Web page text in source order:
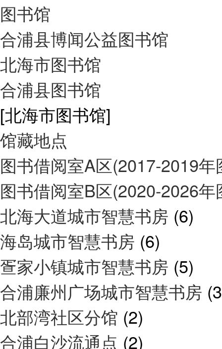
图书馆
合浦县博闻公益图书馆
北海市图书馆
合浦县图书馆
[北海市图书馆]
馆藏地点
图书借阅室A区(2017-2019
图书借阅室B区(2020-2026
北海大道城市智慧书房 (6)
海岛城市智慧书房 (6)
疍家小镇城市智慧书房 (5)
合浦廉州广场城市智慧书房
北部湾社区分馆 (2)
合浦白沙流通点 (2)